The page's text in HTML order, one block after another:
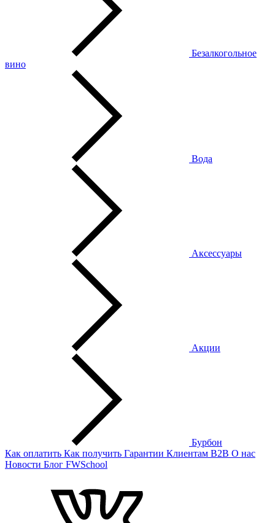
Безалкогольное
вино
Вода
Аксессуары
Акции
Бурбон
Как оплатить Как получить Гарантии Клиентам B2B О нас
Новости Блог FWSchool